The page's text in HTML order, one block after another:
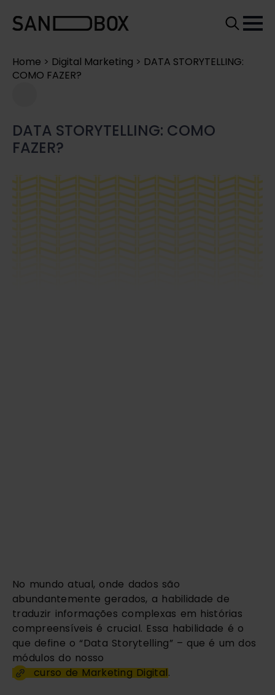
Home > Digital Marketing > DATA STORYTELLING:
COMO FAZER?
DATA STORYTELLING: COMO
FAZER?
No mundo atual, onde dados são
abundantemente gerados, a habilidade de
traduzir informações complexas em histórias
compreensíveis é crucial. Essa habilidade é o
que define o “Data Storytelling” – que é um dos
módulos do nosso
curso de Marketing Digital.